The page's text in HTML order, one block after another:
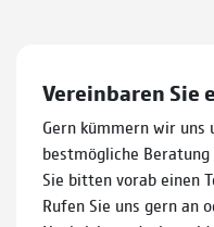
Vereinbaren Sie
Gern kümmern wir uns
bestmögliche
Sie bitten vorab einen
Rufen Sie uns gern an